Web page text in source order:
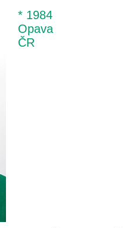
* 1984
Opava
ČR